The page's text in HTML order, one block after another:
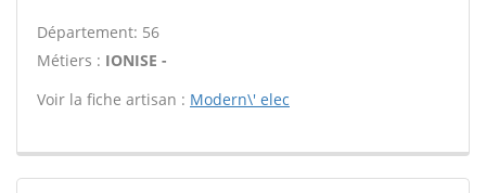
Département: 56
Métiers : IONISE -
Voir la fiche artisan : Modern\' elec